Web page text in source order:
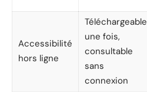
Accessibilité
hors ligne
Téléchargeable
une fois,
consultable
sans
connexion